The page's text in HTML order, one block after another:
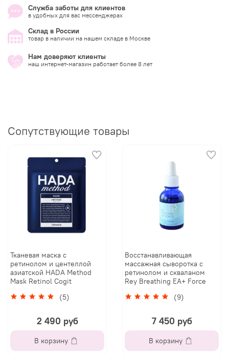
Служба заботы для клиентов
в удобных для вас мессенджерах
Склад в России
товар в наличии на нашем складе в Москве
Нам доверяют клиенты
наш интернет-магазин работает более 8 лет
Сопутствующие товары
Тканевая маска с
ретинолом и центеллой
азиатской HADA Method
Mask Retinol Cogit
(5)
2 490 руб
В корзину
Восстанавливающая
массажная сыворотка с
ретинолом и скваланом
Rey Breathing EA+ Force
(9)
7 450 руб
В корзину